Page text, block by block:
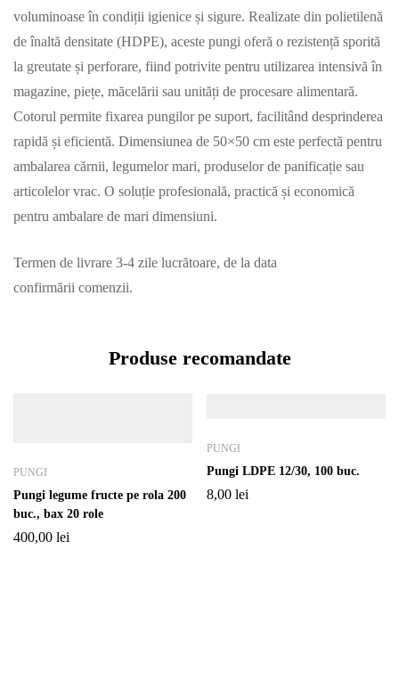
voluminoase în condiții igienice și sigure. Realizate din polietilenă
de înaltă densitate (HDPE), aceste pungi oferă o rezistență sporită
la greutate și perforare, fiind potrivite pentru utilizarea intensivă în
magazine, piețe, măcelării sau unități de procesare alimentară.
Cotorul permite fixarea pungilor pe suport, facilitând desprinderea
rapidă și eficientă. Dimensiunea de 50×50 cm este perfectă pentru
ambalarea cărnii, legumelor mari, produselor de panificație sau
articolelor vrac. O soluție profesională, practică și economică
pentru ambalare de mari dimensiuni.
Termen de livrare 3-4 zile lucrătoare, de la data
confirmării comenzii.
Produse recomandate
PUNGI
Pungi legume fructe pe rola 200
buc., bax 20 role
400,00 lei
PUNGI
Pungi LDPE 12/30, 100 buc.
8,00 lei